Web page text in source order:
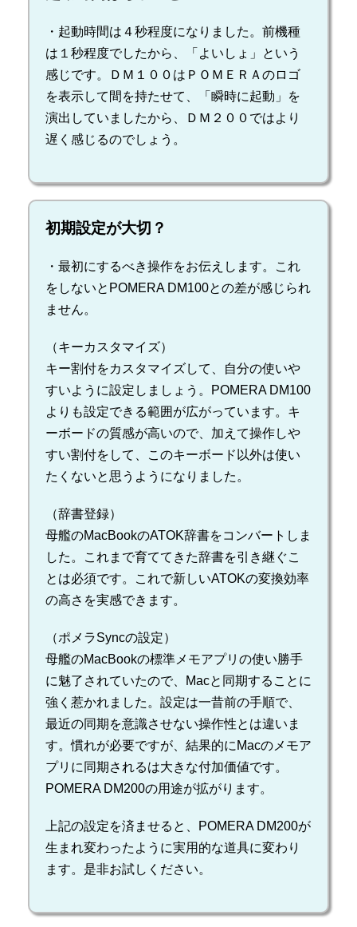
・起動時間は４秒程度になりました。前機種
は１秒程度でしたから、「よいしょ」という
感じです。ＤＭ１００はＰＯＭＥＲＡのロゴ
を表示して間を持たせて、「瞬時に起動」を
演出していましたから、ＤＭ２００ではより
遅く感じるのでしょう。
初期設定が大切？
・最初にするべき操作をお伝えします。これ
をしないとPOMERA DM100との差が感じられ
ません。
（キーカスタマイズ）
キー割付をカスタマイズして、自分の使いや
すいように設定しましょう。POMERA DM100
よりも設定できる範囲が広がっています。キ
ーボードの質感が高いので、加えて操作しや
すい割付をして、このキーボード以外は使い
たくないと思うようになりました。
（辞書登録）
母艦のMacBookのATOK辞書をコンバートしま
した。これまで育ててきた辞書を引き継ぐこ
とは必須です。これで新しいATOKの変換効率
の高さを実感できます。
（ポメラSyncの設定）
母艦のMacBookの標準メモアプリの使い勝手
に魅了されていたので、Macと同期することに
強く惹かれました。設定は一昔前の手順で、
最近の同期を意識させない操作性とは違いま
す。慣れが必要ですが、結果的にMacのメモア
プリに同期されるは大きな付加価値です。
POMERA DM200の用途が拡がります。
上記の設定を済ませると、POMERA DM200が
生まれ変わったように実用的な道具に変わり
ます。是非お試しください。